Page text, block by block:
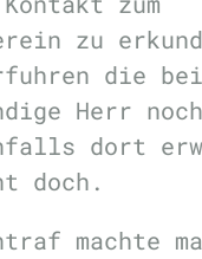
zu
die
Herr
dort
doch.
machte